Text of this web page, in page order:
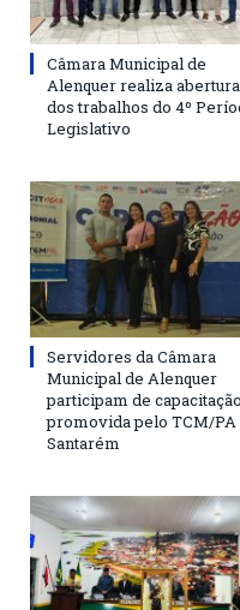
Câmara Municipal de
Alenquer realiza abertura
dos trabalhos do 4º
Legislativo
Servidores da Câmara
Municipal de Alenquer
participam de capacitação
promovida pelo TCM/PA
Santarém